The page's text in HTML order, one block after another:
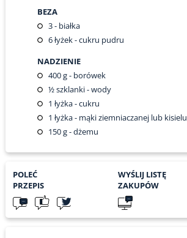
BEZA
3- białka
6łyżek - cukru pudru
NADZIENIE
400g - borówek
½szklanki - wody
1 łyżka - cukru
1 łyżka - mąki ziemniaczanej lub kisielu
150g - dżemu
POLEĆ
PRZEPIS
WYŚLIJ LISTĘ
ZAKUPÓW